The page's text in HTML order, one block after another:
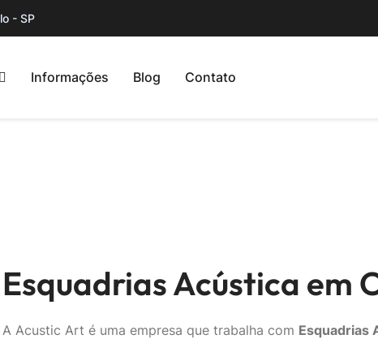
- SP
Informações Blog Contato
Esquadrias Acústica em
A Acustic Art é uma empresa que trabalha com Esquadrias